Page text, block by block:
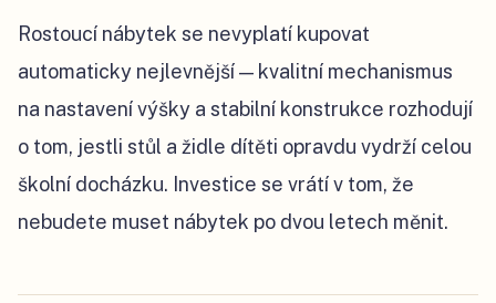
Rostoucí nábytek se nevyplatí kupovat
automaticky nejlevnější — kvalitní mechanismus
na nastavení výšky a stabilní konstrukce rozhodují
o tom, jestli stůl a židle dítěti opravdu vydrží celou
školní docházku. Investice se vrátí v tom, že
nebudete muset nábytek po dvou letech měnit.